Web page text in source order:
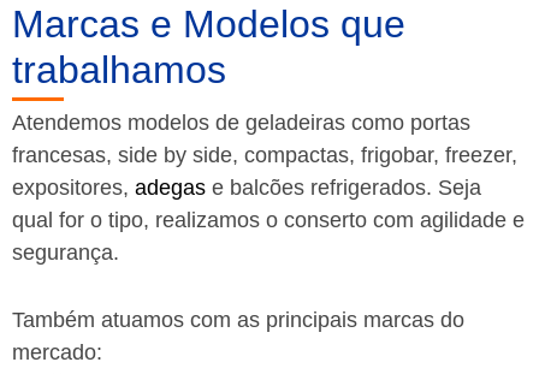
Marcas e Modelos que
trabalhamos
Atendemos modelos de geladeiras como portas
francesas, side by side, compactas, frigobar, freezer,
expositores, adegas e balcões refrigerados. Seja
qual for o tipo, realizamos o conserto com agilidade e
segurança.
Também atuamos com as principais marcas do
mercado: